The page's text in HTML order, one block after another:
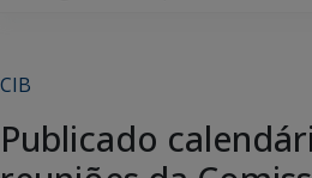
CIB
Publicado